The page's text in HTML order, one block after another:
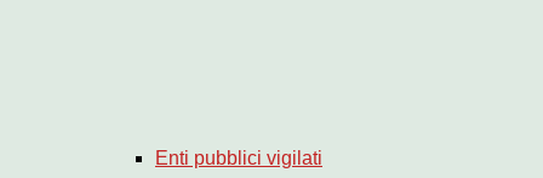
Enti pubblici vigilati